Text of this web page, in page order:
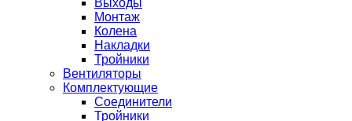
Выходы
Монтаж
Колена
Накладки
Тройники
Вентиляторы
Комплектующие
Соединители
Тройники